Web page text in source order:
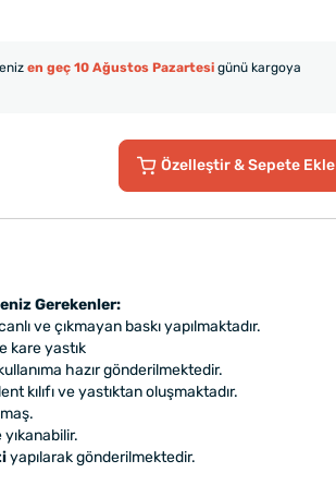
en geç 10 Ağustos Pazartesi günü kargoya
Özelleştir& Sepete Ekle
Gerekenler:
ve çıkmayan baskı yapılmaktadır.
kare yastık
hazır gönderilmektedir.
kılıfı ve yastıktan oluşmaktadır.
yapılarak gönderilmektedir.